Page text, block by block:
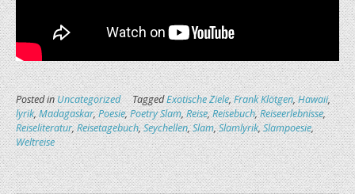
Posted inUncategorized TaggedExotische Ziele,Frank Klötgen,Hawaii,
lyrik,Madagaskar,Poesie,Poetry Slam,Reise,Reisebuch,Reiseerlebnisse,
Reiseliteratur,Reisetagebuch,Seychellen,Slam,Slamlyrik,Slampoesie,
Weltreise